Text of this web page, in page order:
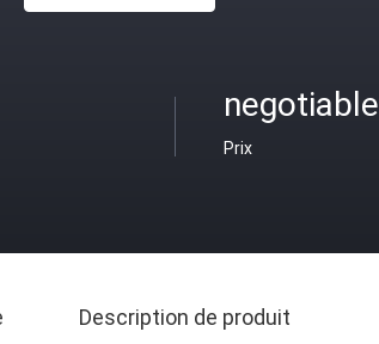
negotiable
Prix
Description de produit